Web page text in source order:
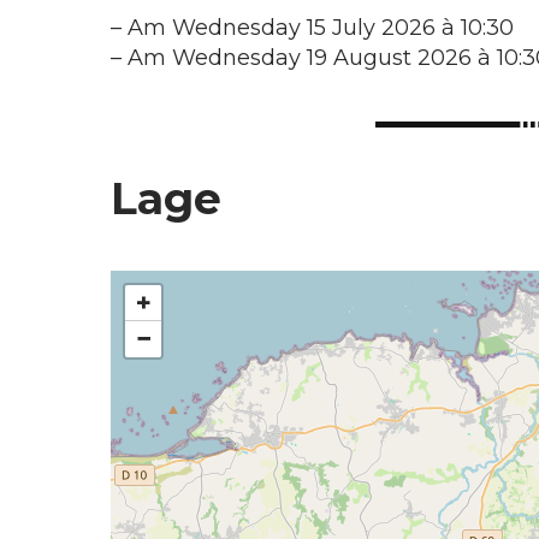
– Am Wednesday 15 July 2026 à 10:30
– Am Wednesday 19 August 2026 à
Lage
+
−